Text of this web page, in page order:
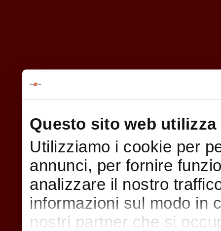
Questo sito web utilizza
Utilizziamo i cookie per
annunci, per fornire
analizzare il nostro
informazioni sul modo in
nostri partner che si